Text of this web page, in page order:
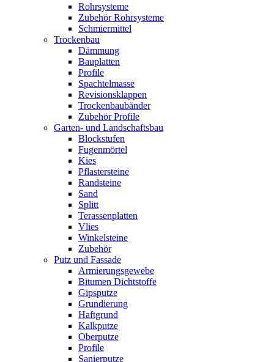
Rohrsysteme
Zubehör Rohrsysteme
Schmiermittel
Trockenbau
Dämmung
Bauplatten
Profile
Spachtelmasse
Revisionsklappen
Trockenbaubänder
Zubehör Profile
Garten- und Landschaftsbau
Blockstufen
Fugenmörtel
Kies
Pflastersteine
Randsteine
Sand
Splitt
Terassenplatten
Vlies
Winkelsteine
Zubehör
Putz und Fassade
Armierungsgewebe
Bitumen Dichtstoffe
Gipsputze
Grundierung
Haftgrund
Kalkputze
Oberputze
Profile
Sanierputze